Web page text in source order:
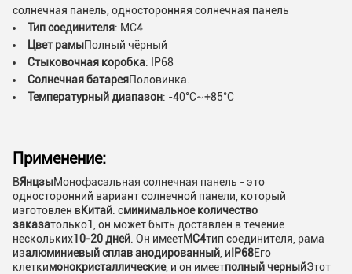
солнечная панель, односторонняя солнечная панель
Тип соединителя: MC4
Цвет рамыПолный чёрный
Стыковочная коробка: IP68
Солнечная батареяПоловинка.
Температурный диапазон: -40°C~+85°C
Применение:
ВЯнцзыМонофасальная солнечная панель - это
односторонний вариант солнечной панели, который
изготовлен вКитай . сминимальное количество
заказатолько1
, он может быть доставлен в течение
нескольких10-20 дней . Он имеетMC4тип соединителя, рама
изалюминиевый сплав анодированный , и IP68Его
клеткимонокристаллические, и он имеетполный черныйЭтот